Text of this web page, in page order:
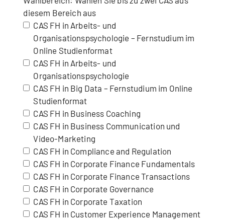
diesem Bereich aus
CAS FH in Arbeits- und
Organisationspsychologie – Fernstudium im
Online Studienformat
CAS FH in Arbeits- und
Organisationspsychologie
CAS FH in Big Data – Fernstudium im Online
Studienformat
CAS FH in Business Coaching
CAS FH in Business Communication und
Video-Marketing
CAS FH in Compliance and Regulation
CAS FH in Corporate Finance Fundamentals
CAS FH in Corporate Finance Transactions
CAS FH in Corporate Governance
CAS FH in Corporate Taxation
CAS FH in Customer Experience Management